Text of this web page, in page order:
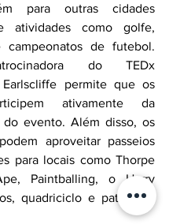
para outras cidades
atividades como golfe,
campeonatos de futebol.
do TEDx
Earlscliffe permite que os
ativamente da
do evento. Além disso, os
aproveitar passeios
para locais como Thorpe
Paintballing, o Harry
quadriciclo e patinação